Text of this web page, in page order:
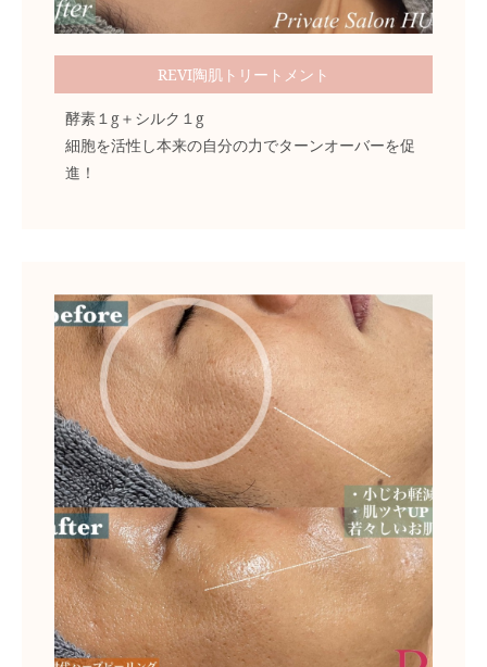
REVI陶肌トリートメント
酵素１g＋シルク１g
細胞を活性し本来の自分の力でターンオーバーを促
進！